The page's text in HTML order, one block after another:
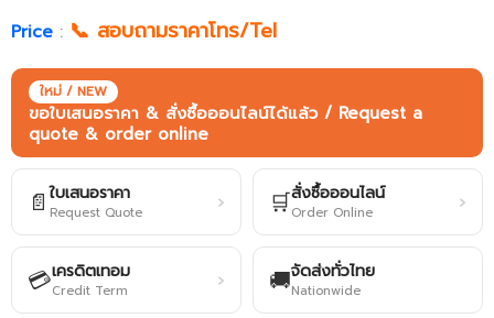
Price : 📞 สอบถามราคาโทร/Tel
ใหม่ / NEW
ขอใบเสนอราคา & สั่งซื้อออนไลน์ได้แล้ว / Request a
quote & order online
📄 ใบเสนอราคา
Request Quote › 🛒สั่งซื้อออนไลน์
Order Online ›
💳เครดิตเทอม
Credit Term › 🚚จัดส่งทั่วไทย
Nationwide